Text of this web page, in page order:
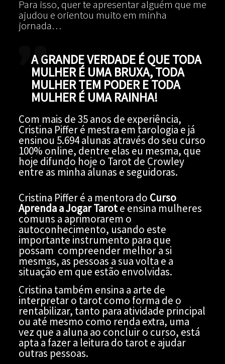
Para isso, quer te apresentar alguém que me
ajudou e orientou muito em minha
jornada…
A GRANDE VERDADE É QUE TODA
MULHER É UMA BRUXA, TODA
MULHER TEM PODER E TODA
MULHER É UMA RAINHA!
Com mais de 35 anos de experiência,
Cristina Piffer é mestra em tarologia e já
ensinou 5.694 alunas através do seu curso
100% online, dentre elas eu mesma, que
hoje difundo hoje o Tarot de Crowley
entre as minha alunas e seguidoras.
Cristina Piffer é a mentora do Curso
Aprenda a Jogar Tarote ensina mulheres
comuns a aprimorarem o
autoconhecimento, usando este
importante instrumento para que
possam compreender melhor a si
mesmas, as pessoas a sua volta e a
situação em que estão envolvidas.
Cristina também ensina a arte de
interpretar o tarot como forma de o
rentabilizar, tanto para atividade principal
ou até mesmo como renda extra, uma
vez que a aluna ao concluir o curso, está
apta a fazer a leitura do tarot e ajudar
outras pessoas.